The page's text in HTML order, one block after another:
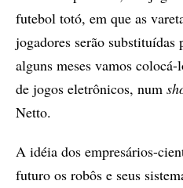
futebol totó, em que as
jogadores serão substituídas
alguns meses vamos
de jogos eletrônicos, num
Netto.
A idéia dos empresários-
futuro os robôs e seus